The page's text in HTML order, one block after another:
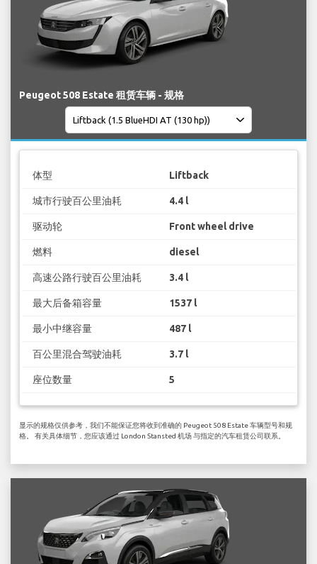
Peugeot 508 Estate 租赁车辆 - 规格
体型 Liftback
城市行驶百公里油耗 4.4 l
驱动轮 Front wheel drive
燃料 diesel
高速公路行驶百公里油耗 3.4 l
最大后备箱容量 1537 l
最小中继容量 487 l
百公里混合驾驶油耗 3.7 l
座位数量 5
显示的规格仅供参考，我们不能保证您将收到准确的 Peugeot 508 Estate 车辆型号和规
格。 有关具体细节，您应该通过 London Stansted 机场 与指定的汽车租赁公司联系。